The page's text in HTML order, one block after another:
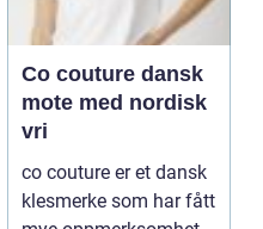
Co couture dansk
mote med nordisk
vri
co couture er et dansk
klesmerke som har fått